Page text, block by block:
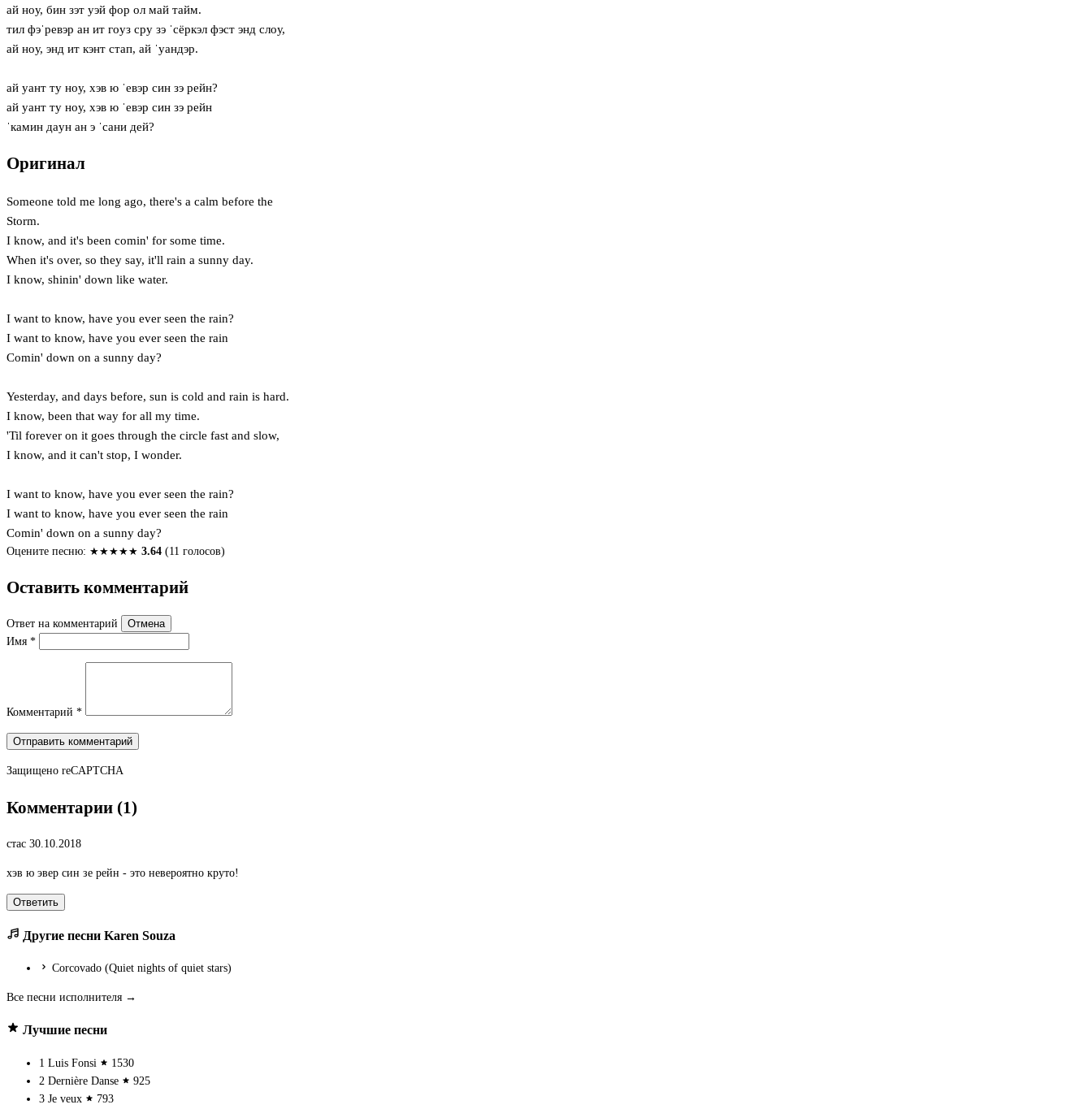
ай нoу, бин зэт уэй фор ол май тайм.
тил фэˈревэр ан ит гoуз сру зэ ˈсёркэл фэст энд слoу,
ай нoу, энд ит кэнт стап, ай ˈуандэр.
ай уант ту нoу, хэв ю ˈевэр син зэ рейн?
ай уант ту нoу, хэв ю ˈевэр син зэ рейн
ˈкамин дaун ан э ˈсани дей?
Оригинал
Someone told me long ago, there's a calm before the
Storm.
I know, and it's been comin' for some time.
When it's over, so they say, it'll rain a sunny day.
I know, shinin' down like water.
I want to know, have you ever seen the rain?
I want to know, have you ever seen the rain
Comin' down on a sunny day?
Yesterday, and days before, sun is cold and rain is hard.
I know, been that way for all my time.
'Til forever on it goes through the circle fast and slow,
I know, and it can't stop, I wonder.
I want to know, have you ever seen the rain?
I want to know, have you ever seen the rain
Comin' down on a sunny day?
Оцените песню: ★★★★★ 3.64 (11 голосов)
Оставить комментарий
Ответ на комментарий
Отмена
Имя *
Комментарий *
Отправить комментарий
Защищено reCAPTCHA
Комментарии (1)
стас 30.10.2018
хэв ю эвер син зе рейн - это невероятно круто!
Ответить
Другие песни Karen Souza
Corcovado (Quiet nights of quiet stars)
Все песни исполнителя →
Лучшие песни
1 Luis Fonsi
1530
2 Dernière Danse
925
3 Je veux
793